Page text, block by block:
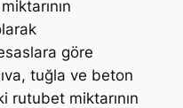
göre
tuğla ve beton
rutubet miktarının